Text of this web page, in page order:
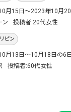
月15日～2023年10月
ン 投稿者 20代女性
達に会うため「
しながら英会話
ピン
月13日～10月18日の6
投稿者 60代女性